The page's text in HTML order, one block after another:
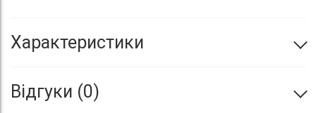
Характеристики
Відгуки 0